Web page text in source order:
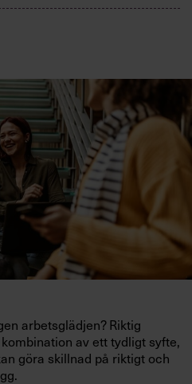
arbetsglädjen? Riktig
av ett tydligt syfte,
göra skillnad på riktigt och